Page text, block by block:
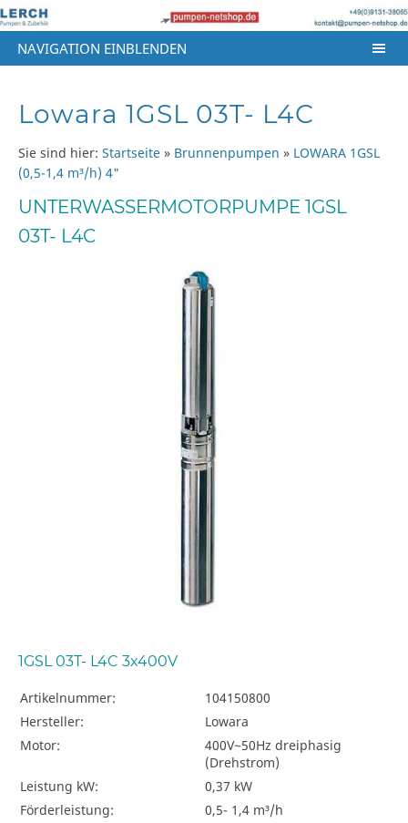
NAVIGATION EINBLENDEN
Lowara 1GSL 03T- L4C
Sie sind hier: Startseite » Brunnenpumpen » LOWARA 1GSL
(0,5-1,4 m³/h) 4"
UNTERWASSERMOTORPUMPE 1GSL
03T- L4C
1GSL 03T- L4C 3x400V
Artikelnummer:
104150800
Hersteller:
Lowara
Motor:
400V~50Hz dreiphasig
(Drehstrom)
Leistung kW:
0,37 kW
Förderleistung:
0,5- 1,4 m³/h